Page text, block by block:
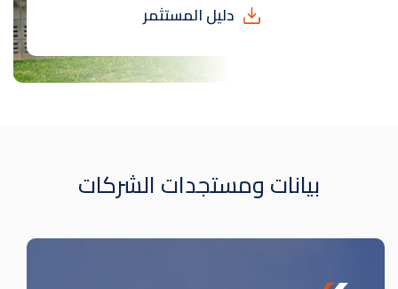
دليل المستثمر
بيانات ومستجدات الشركات